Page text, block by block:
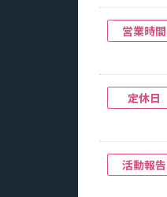
営業時間
定休日
活動報告